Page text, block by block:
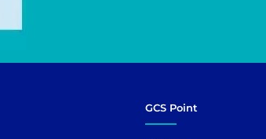
GCS Point